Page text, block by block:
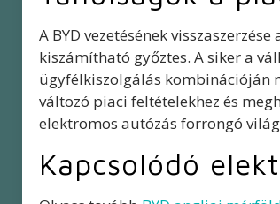
A BYD vezetésének
kiszámítható győztes. A siker a
ügyfélkiszolgálás kombinációján
változó piaci feltételekhez és
elektromos autózás forrongó
Kapcsolódó